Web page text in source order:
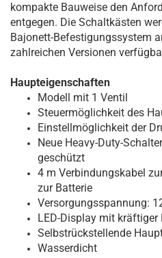
kompakte Bauweise den
entgegen. Die Schaltkästen
Bajonett-Befestigungssystem
zahlreichen Versionen
Haupteigenschaften
Modell mit 1 Ventil
Steuermöglichkeit des
Einstellmöglichkeit der
Neue Heavy-Duty-
geschützt
4 m Verbindungskabel
zur Batterie
Versorgungsspannung:
LED-Display mit
Selbstrückstellende
Wasserdicht